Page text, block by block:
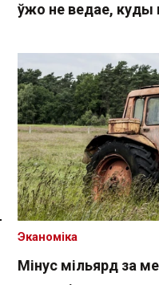
Спасылка без VPN
ўжо не ведае, куды
Мінус мільярд за
Эканоміка